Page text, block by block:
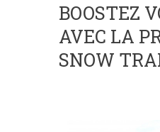
BOOSTEZ
AVEC LA
SNOW